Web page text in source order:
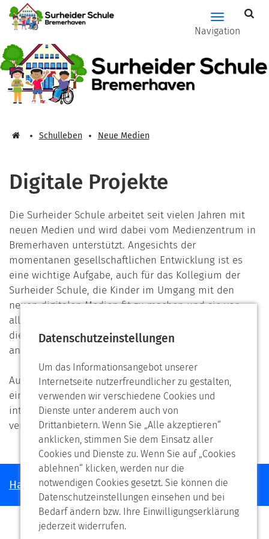
Datenschutzeinstellungen
Um das Informationsangebot unserer
Internetseite nutzerfreundlicher zu gestalten,
verwenden wir verschiedene Cookies und
Dienste unter anderem auch von
Drittanbietern. Wenn Sie „Alle akzeptieren“
anklicken, stimmen Sie dem Einsatz aller
Cookies und Dienste zu. Wenn Sie auf „Cookies
ablehnen“ klicken, werden nur die
notwendigen Cookies gesetzt. Sie können die
Datenschutzeinstellungen einsehen und bei
Bedarf ändern bzw. Ihre Einwilligungserklärung
jederzeit widerrufen.
Zum Hauptinhalt springen
Navigation
Schulleben Neue Medien
Digitale Projekte
Die Surheider Schule arbeitet seit vielen Jahren mit
neuen Medien und wird dabei vom Medienzentrum in
Bremerhaven unterstützt. Angesichts der
momentanen gesellschaftlichen Entwicklung ist es
eine wichtige Aufgabe, auch für das Kollegium der
Surheider Schule, die Kinder im Umgang mit den
neuen digitalen Medien fit zu machen und sie vor
allem zu einem verantwortungsvollen Umgang mit
dieser Technik und ihren vielfältigen Möglichkeiten
anzuleiten.
Auch an der Surheider Schule bekommen alle Kinder
ein iPad zur Verfügung gestellt, alle Klassen sind mit
interaktiven Whiteboards ausgestattet und die Schule
verfügt über WLAN im ganzen Haus.
Haben Sie noch Fragen?